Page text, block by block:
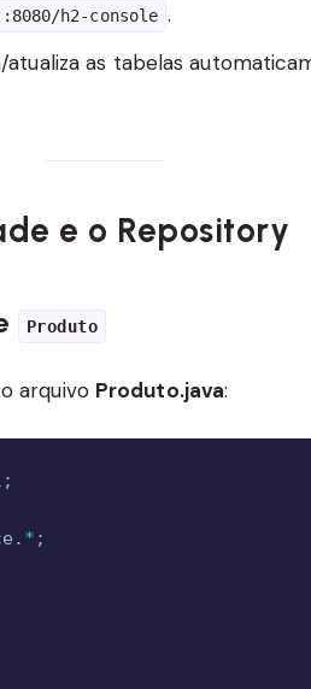
h2-console .
atualiza as tabelas
e o Repository
Produto
arquivo Produto.java:
;
. * ;